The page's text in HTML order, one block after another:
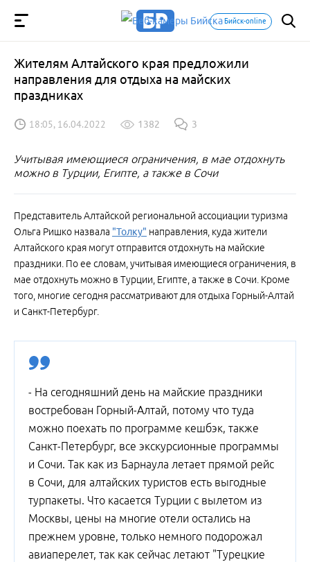
Бийск-online
Жителям Алтайского края предложили
направления для отдыха на майских
праздниках
18:05, 16.04.2022 1382 3
Учитывая имеющиеся ограничения, в мае отдохнуть
можно в Турции, Египте, а также в Сочи
Представитель Алтайской региональной ассоциации туризма
Ольга Ришко назвала "Толку" направления, куда жители
Алтайского края могут отправится отдохнуть на майские
праздники. По ее словам, учитывая имеющиеся ограничения, в
мае отдохнуть можно в Турции, Египте, а также в Сочи. Кроме
того, многие сегодня рассматривают для отдыха Горный-Алтай
и Санкт-Петербург.
- На сегодняшний день на майские праздники
востребован Горный-Алтай, потому что туда
можно поехать по программе кешбэк, также
Санкт-Петербург, все экскурсионные программы
и Сочи. Так как из Барнаула летает прямой рейс
в Сочи, для алтайских туристов есть выгодные
турпакеты. Что касается Турции с вылетом из
Москвы, цены на многие отели остались на
прежнем уровне, только немного подорожал
авиаперелет, так как сейчас летают "Турецкие